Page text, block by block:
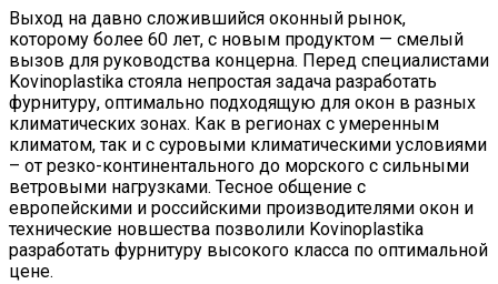
Выход на давно сложившийся оконный рынок,
которому более 60 лет, с новым продуктом — смелый
вызов для руководства концерна. Перед специалистами
Kovinoplastika стояла непростая задача разработать
фурнитуру, оптимально подходящую для окон в разных
климатических зонах. Как в регионах с умеренным
климатом, так и с суровыми климатическими условиями
– от резко-континентального до морского с сильными
ветровыми нагрузками. Тесное общение с
европейскими и российскими производителями окон и
технические новшества позволили Kovinoplastika
разработать фурнитуру высокого класса по оптимальной
цене.